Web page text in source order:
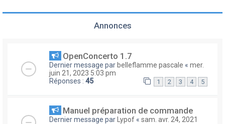
Annonces
OpenConcerto 1.7
Dernier message par belleflamme pascale « mer.
juin 21, 2023 5:03 pm
Réponses : 45 1 2 3 4 5
Manuel préparation de commande
Dernier message par Lypof « sam. avr. 24, 2021